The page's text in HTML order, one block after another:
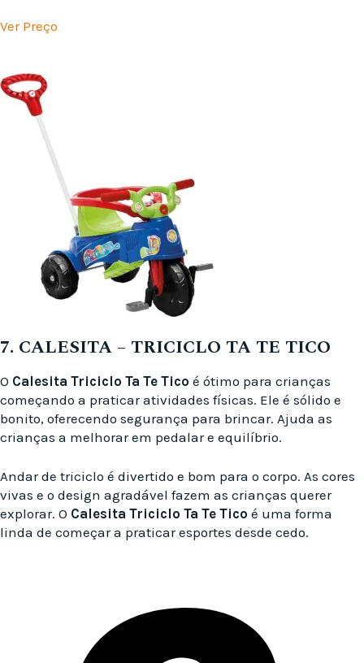
Ver Preço
7. CALESITA – TRICICLO TA TE TICO
O Calesita Triciclo Ta Te Tico é ótimo para crianças
começando a praticar atividades físicas. Ele é sólido e
bonito, oferecendo segurança para brincar. Ajuda as
crianças a melhorar em pedalar e equilíbrio.
Andar de triciclo é divertido e bom para o corpo. As cores
vivas e o design agradável fazem as crianças querer
explorar. O Calesita Triciclo Ta Te Tico é uma forma
linda de começar a praticar esportes desde cedo.